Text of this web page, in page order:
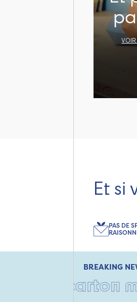
Et si
PAS DE
BREAKING
carton